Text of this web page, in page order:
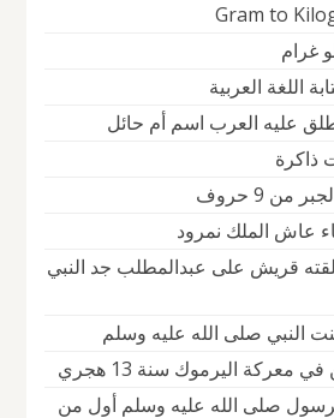
غرام
اللغة العربية
عليه العرب اسم أم حائل
ذاكرة
9 حروف
عاش الملك نمرود
قريش على عبدالمطلب جد النبي
النبي صلى الله عليه وسلم
معركة اليرموك سنة 13 هجري
صلى الله عليه وسلم أول من